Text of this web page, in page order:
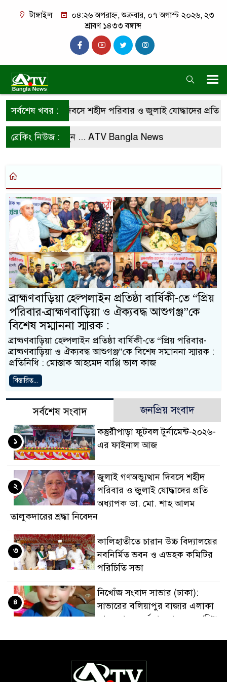
টাঙ্গাইল
০৪:২৬ অপরাহ্ন, শুক্রবার, ০৭ অগাস্ট ২০২৬, ২৩
শ্রাবণ ১৪৩৩ বঙ্গাব্দ
সর্বশেষ খবর :
গণঅভ্যুত্থান দিবসে শহীদ পরিবার ও জুলাই যোদ্ধাদের প্রতি
ব্রেকিং নিউজ :
ফলো করে রাখুন ...ATV Bangla News
ব্রাহ্মণবাড়িয়া হেল্পলাইন প্রতিষ্ঠা বার্ষিকী-তে “প্রিয়
পরিবার-ব্রাহ্মণবাড়িয়া ও ঐক্যবদ্ধ আশুগঞ্জ”কে
বিশেষ সম্মাননা স্মারক :
ব্রাহ্মণবাড়িয়া হেল্পলাইন প্রতিষ্ঠা বার্ষিকী-তে “প্রিয় পরিবার-
ব্রাহ্মণবাড়িয়া ও ঐক্যবদ্ধ আশুগঞ্জ”কে বিশেষ সম্মাননা স্মারক :
প্রতিনিধি : মোস্তাক আহমেদ বাপ্পি ভাল কাজ
বিস্তারিত...
সর্বশেষ সংবাদ জনপ্রিয় সংবাদ
কস্তুরীপাড়া ফুটবল টুর্নামেন্ট-২০২৬-
এর ফাইনাল আজ
১
জুলাই গণঅভ্যুত্থান দিবসে শহীদ
পরিবার ও জুলাই যোদ্ধাদের প্রতি
অধ্যাপক ডা. মো. শাহ আলম
তালুকদারের শ্রদ্ধা নিবেদন
২
কালিহাতীতে চারান উচ্চ বিদ্যালয়ের
নবনির্মিত ভবন ও এডহক কমিটির
পরিচিতি সভা
৩
নিখোঁজ সংবাদ সাভার (ঢাকা):
সাভারের বলিয়াপুর বাজার এলাকা
থেকে যাদব কর্মকার নামে এক /শিশু
৪
ইছাপুর শেরে বাংলা উচ্চ বিদ্যালয়ে